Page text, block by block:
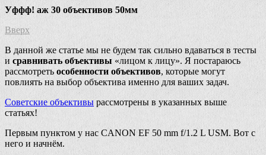
Уффф! аж 30 объективов 50мм
Вверх
В данной же статье мы не будем так сильно вдаваться в тесты
и сравнивать объективы «лицом к лицу». Я постараюсь
рассмотреть особенности объективов, которые могут
повлиять на выбор объектива именно для ваших задач.
Советские объективы рассмотрены в указанных выше
статьях!
Первым пунктом у нас CANON EF 50 mm f/1.2 L USM. Вот с
него и начнём.